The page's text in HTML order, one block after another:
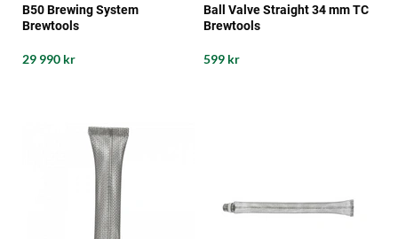
B50 Brewing System
Brewtools
29 990 kr
Ball Valve Straight 34 mm TC
Brewtools
599 kr